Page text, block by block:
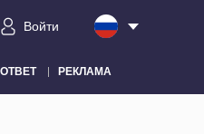
Войти
РЕКЛАМА